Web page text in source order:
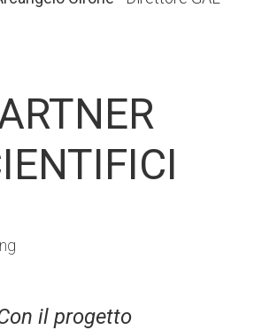
il progetto